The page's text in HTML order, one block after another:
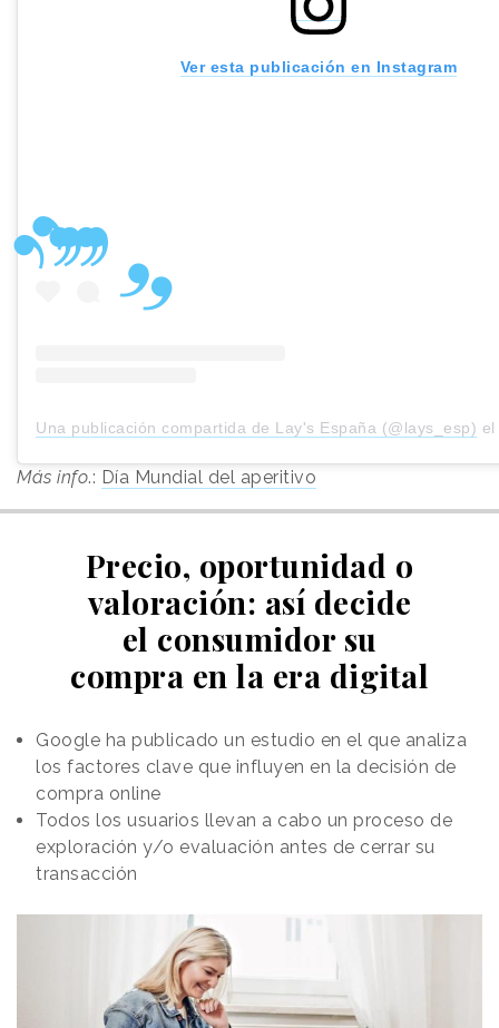
Ver esta publicación en Instagram
Una publicación compartida de Lay's España (@lays_esp) el
Más info.: Día Mundial del aperitivo
Precio, oportunidad o
valoración: así decide
el consumidor su
compra en la era digital
Google ha publicado un estudio en el que analiza
los factores clave que influyen en la decisión de
compra online
Todos los usuarios llevan a cabo un proceso de
exploración y/o evaluación antes de cerrar su
transacción